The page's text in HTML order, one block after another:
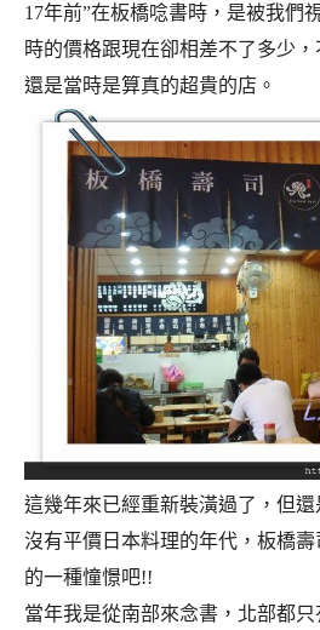
17年前”在板橋唸書時，是被我們
時的價格跟現在卻相差不了多少，
還是當時是算真的超貴的店。
這幾年來已經重新裝潢過了，但還
沒有平價日本料理的年代，板橋
的一種憧憬吧!!
當年我是從南部來念書，北部都